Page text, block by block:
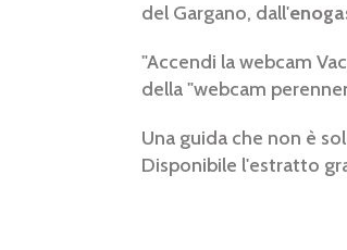
del Gargano, dall'
"Accendi la webcam
della "webcam
Una guida che non è
Disponibile l'estratto